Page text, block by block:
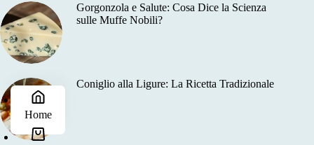
Gorgonzola e Salute: Cosa Dice la Scienza
sulle Muffe Nobili?
Coniglio alla Ligure: La Ricetta Tradizionale
Home